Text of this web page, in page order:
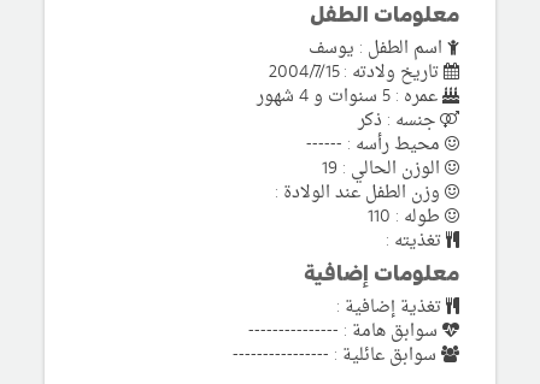
معلومات الطفل
اسم الطفل : يوسف
تاريخ ولادته : 2004/7/15
عمره : 5 سنوات و 4 شهور
جنسه : ذكر
محيط رأسه : ------
الوزن الحالي : 19
وزن الطفل عند الولادة :
طوله : 110
تغذيته :
معلومات إضافية
تغذية إضافية :
سوابق هامة : ---------------
سوابق عائلية : ----------------